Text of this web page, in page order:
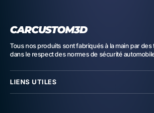
CARCUSTOM3D
Tous nos produits sont fabriqués à la main par
dans le respect des normes de sécurité
LIENS UTILES